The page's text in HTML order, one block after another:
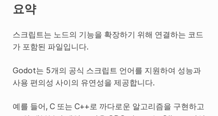
요약
스크립트는 노드의 기능을 확장하기 위해 연결하는 코드
가 포함된 파일입니다.
Godot는 5개의 공식 스크립트 언어를 지원하여 성능과
사용 편의성 사이의 유연성을 제공합니다.
예를 들어, C 또는 C++로 까다로운 알고리즘을 구현하고